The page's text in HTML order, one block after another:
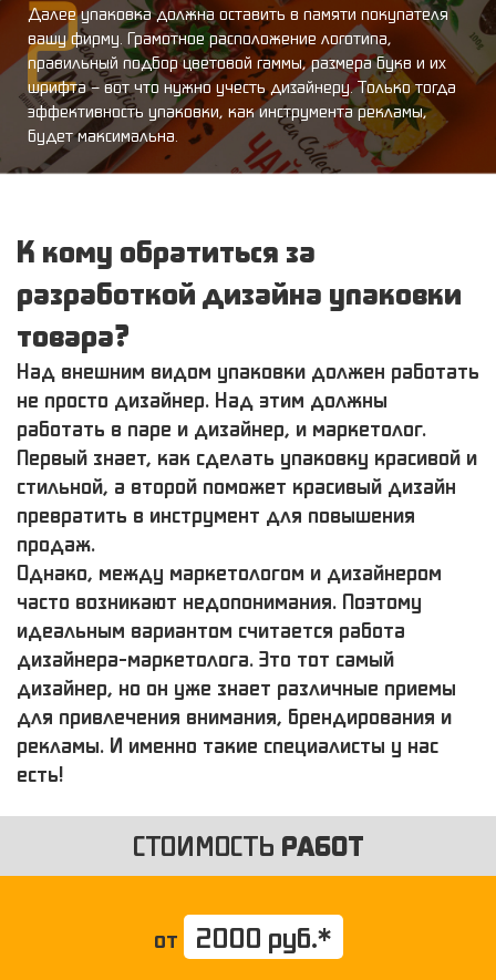
Далее упаковка должна оставить в памяти покупателя
вашу фирму. Грамотное расположение логотипа,
правильный подбор цветовой гаммы, размера букв и их
шрифта – вот что нужно учесть дизайнеру. Только тогда
эффективность упаковки, как инструмента рекламы,
будет максимальна.
К кому обратиться за
разработкой дизайна упаковки
товара?
Над внешним видом упаковки должен работать
не просто дизайнер. Над этим должны
работать в паре и дизайнер, и маркетолог.
Первый знает, как сделать упаковку красивой и
стильной, а второй поможет красивый дизайн
превратить в инструмент для повышения
продаж.
Однако, между маркетологом и дизайнером
часто возникают недопонимания. Поэтому
идеальным вариантом считается работа
дизайнера-маркетолога. Это тот самый
дизайнер, но он уже знает различные приемы
для привлечения внимания, брендирования и
рекламы. И именно такие специалисты у нас
есть!
СТОИМОСТЬ РАБОТ
от 2000 руб.*